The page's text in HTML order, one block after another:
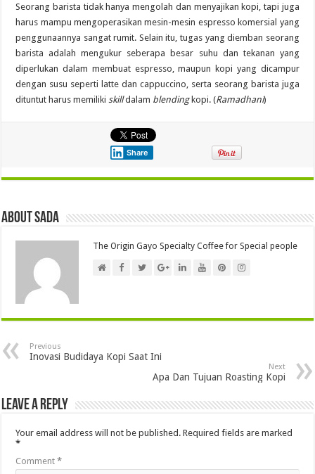
Seorang barista tidak hanya mengolah dan menyajikan kopi, tapi juga
harus mampu mengoperasikan mesin-mesin espresso komersial yang
penggunaannya sangat rumit. Selain itu, tugas yang diemban seorang
barista adalah mengukur seberapa besar suhu dan tekanan yang
diperlukan dalam membuat espresso, maupun kopi yang dicampur
dengan susu seperti latte dan cappuccino, serta seorang barista juga
dituntut harus memiliki skilldalam blendingkopi. (Ramadhani)
Share
About Sada
The Origin Gayo Specialty Coffee for Special people
Previous
Inovasi Budidaya Kopi Saat Ini
Next
Apa Dan Tujuan Roasting Kopi
Leave a Reply
Your email address will not be published. Required fields are marked
*
Comment*